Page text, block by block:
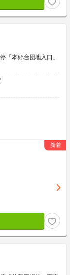
「本郷台団地入口」